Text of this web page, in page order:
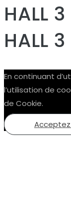
HALL
HALL
En continuant
l’utilisation de
de Cookie.